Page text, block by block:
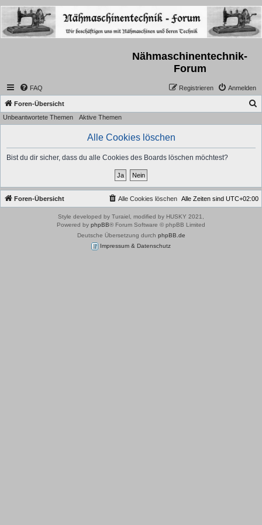
Nähmaschinentechnik-
Forum
FAQ Anmelden
Registrieren
Foren-Übersicht
Unbeantwortete Themen Aktive Themen
Alle Cookies löschen
Bist du dir sicher, dass du alle Cookies des Boards löschen möchtest?
Foren-Übersicht Alle Zeiten sind UTC+02:00
Alle Cookies löschen
Style developed by Turaiel, modified by HUSKY 2021,
Powered by phpBB® Forum Software © phpBB Limited
Deutsche Übersetzung durch phpBB.de
Impressum & Datenschutz